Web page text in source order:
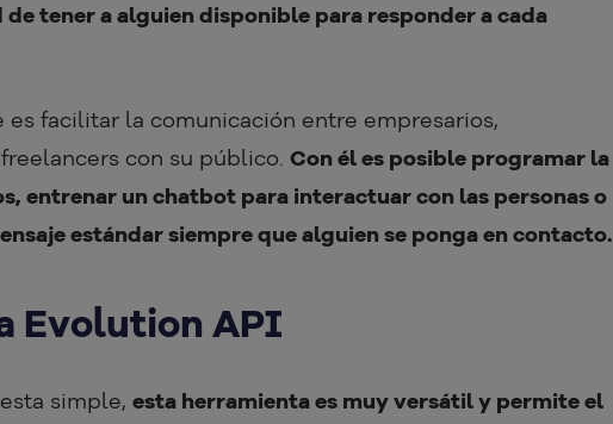
tener a alguien disponible para responder a cada
facilitar la comunicación entre empresarios,
con su público. Con él es posible programar la
entrenar un chatbot para interactuar con las personas o
estándar siempre que alguien se ponga en contacto.
Evolution API
simple, esta herramienta es muy versátil y permite el